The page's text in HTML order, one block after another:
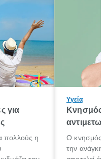
για
πολλούς η
Υγεία
Κνησμός:
Ο κνησμός
την ανάγκη